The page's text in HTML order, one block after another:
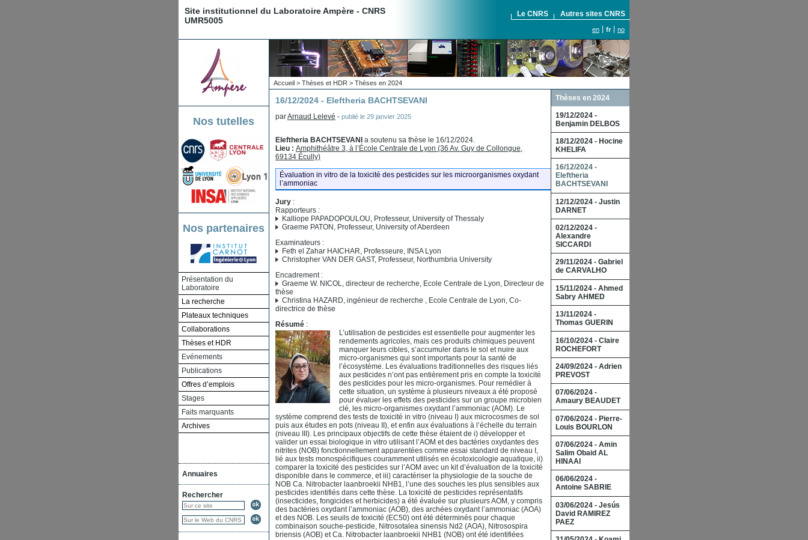
Site institutionnel du Laboratoire Ampère - CNRS
UMR5005
Le CNRS Autres sites CNRS
en fr no
Nos tutelles
Nos partenaires
Présentation du
Laboratoire
La recherche
Plateaux techniques
Collaborations
Thèses et HDR
Evénements
Publications
Offres d’emplois
Stages
Faits marquants
Archives
Annuaires
Rechercher
Accueil > Thèses et HDR > Thèses en 2024
Thèses en 2024
19/12/2024 -
Benjamin DELBOS
18/12/2024 - Hocine
KHELIFA
16/12/2024 -
Eleftheria
BACHTSEVANI
12/12/2024 - Justin
DARNET
02/12/2024 -
Alexandre
SICCARDI
29/11/2024 - Gabriel
de CARVALHO
15/11/2024 - Ahmed
Sabry AHMED
13/11/2024 -
Thomas GUERIN
16/10/2024 - Claire
ROCHEFORT
24/09/2024 - Adrien
PREVOST
07/06/2024 -
Amaury BEAUDET
07/06/2024 - Pierre-
Louis BOURLON
07/06/2024 - Amin
Salim Obaid AL
HINAAI
06/06/2024 -
Antoine SABRIE
03/06/2024 - Jesús
David RAMIREZ
PAEZ
16/12/2024 - Eleftheria BACHTSEVANI
parArnaud Lelevé - publié le 29 janvier 2025
Eleftheria BACHTSEVANI a soutenu sa thèse le 16/12/2024.
Lieu : Amphithéâtre 3, à l’École Centrale de Lyon (36 Av. Guy de Collongue,
69134 Écully)
Évaluation in vitro de la toxicité des pesticides sur les microorganismes oxydant
l’ammoniac
Jury :
Rapporteurs :
Kalliope PAPADOPOULOU, Professeur, University of Thessaly
Graeme PATON, Professeur, University of Aberdeen
Examinateurs :
Feth el Zahar HAICHAR, Professeure, INSA Lyon
Christopher VAN DER GAST, Professeur, Northumbria University
Encadrement :
Graeme W. NICOL, directeur de recherche, Ecole Centrale de Lyon, Directeur de
thèse
Christina HAZARD, ingénieur de recherche , Ecole Centrale de Lyon, Co-
directrice de thèse
Résumé :
L’utilisation de pesticides est essentielle pour augmenter les
rendements agricoles, mais ces produits chimiques peuvent
manquer leurs cibles, s’accumuler dans le sol et nuire aux
micro-organismes qui sont importants pour la santé de
l’écosystème. Les évaluations traditionnelles des risques liés
aux pesticides n’ont pas entièrement pris en compte la toxicité
des pesticides pour les micro-organismes. Pour remédier à
cette situation, un système à plusieurs niveaux a été proposé
pour évaluer les effets des pesticides sur un groupe microbien
clé, les micro-organismes oxydant l’ammoniac (AOM). Le
système comprend des tests de toxicité in vitro (niveau I) aux microcosmes de sol
puis aux études en pots (niveau II), et enfin aux évaluations à l’échelle du terrain
(niveau III). Les principaux objectifs de cette thèse étaient de i) développer et
valider un essai biologique in vitro utilisant l’AOM et des bactéries oxydantes des
nitrites (NOB) fonctionnellement apparentées comme essai standard de niveau I,
lié aux tests monospécifiques couramment utilisés en écotoxicologie aquatique, ii)
comparer la toxicité des pesticides sur l’AOM avec un kit d’évaluation de la toxicité
disponible dans le commerce, et iii) caractériser la physiologie de la souche de
NOB Ca. Nitrobacter laanbroekii NHB1, l’une des souches les plus sensibles aux
pesticides identifiés dans cette thèse. La toxicité de pesticides représentatifs
(insecticides, fongicides et herbicides) a été évaluée sur plusieurs AOM, y compris
des bactéries oxydant l’ammoniac (AOB), des archées oxydant l’ammoniac (AOA)
et des NOB. Les seuils de toxicité (EC50) ont été déterminés pour chaque
combinaison souche-pesticide, Nitrosotalea sinensis Nd2 (AOA), Nitrosospira
briensis (AOB) et Ca. Nitrobacter laanbroekii NHB1 (NOB) ont été identifiées